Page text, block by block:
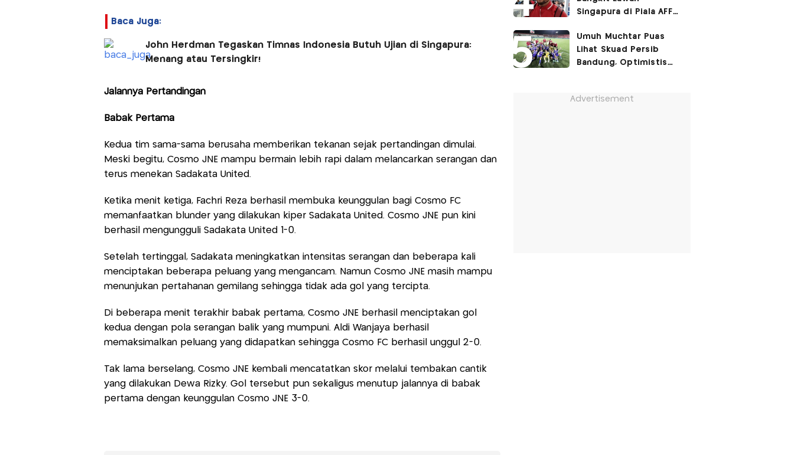
Baca Juga:
John Herdman Tegaskan Timnas Indonesia Butuh Ujian di Singapura:
Menang atau Tersingkir!
Jalannya Pertandingan
Babak Pertama
Kedua tim sama-sama berusaha memberikan tekanan sejak pertandingan dimulai.
Meski begitu, Cosmo JNE mampu bermain lebih rapi dalam melancarkan serangan dan
terus menekan Sadakata United.
Ketika menit ketiga, Fachri Reza berhasil membuka keunggulan bagi Cosmo FC
memanfaatkan blunder yang dilakukan kiper Sadakata United. Cosmo JNE pun kini
berhasil mengungguli Sadakata United 1-0.
Setelah tertinggal, Sadakata meningkatkan intensitas serangan dan beberapa kali
menciptakan beberapa peluang yang mengancam. Namun Cosmo JNE masih mampu
menunjukan pertahanan gemilang sehingga tidak ada gol yang tercipta.
Di beberapa menit terakhir babak pertama, Cosmo JNE berhasil menciptakan gol
kedua dengan pola serangan balik yang mumpuni. Aldi Wanjaya berhasil
memaksimalkan peluang yang didapatkan sehingga Cosmo FC berhasil unggul 2-0.
Tak lama berselang, Cosmo JNE kembali mencatatkan skor melalui tembakan cantik
yang dilakukan Dewa Rizky. Gol tersebut pun sekaligus menutup jalannya di babak
pertama dengan keunggulan Cosmo JNE 3-0.
Singapura di Piala AFF
280 Juta Pendukung
Kami
Umuh Muchtar Puas
Lihat Skuad Persib
Bandung, Optimistis
Advertisement